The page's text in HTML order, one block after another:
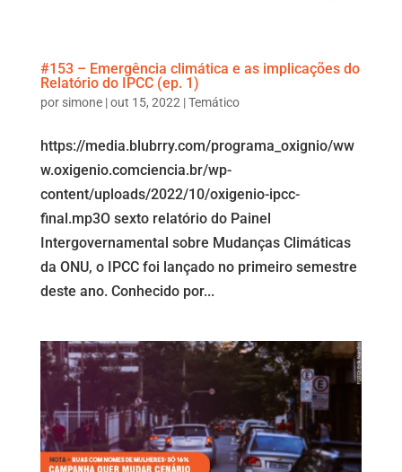
#153 – Emergência climática e as implicações do
Relatório do IPCC (ep. 1)
por simone|out 15, 2022 |Temático
https://media.blubrry.com/programa_oxignio/ww
w.oxigenio.comciencia.br/wp-
content/uploads/2022/10/oxigenio-ipcc-
final.mp3O sexto relatório do Painel
Intergovernamental sobre Mudanças Climáticas
da ONU, o IPCC foi lançado no primeiro semestre
deste ano. Conhecido por...